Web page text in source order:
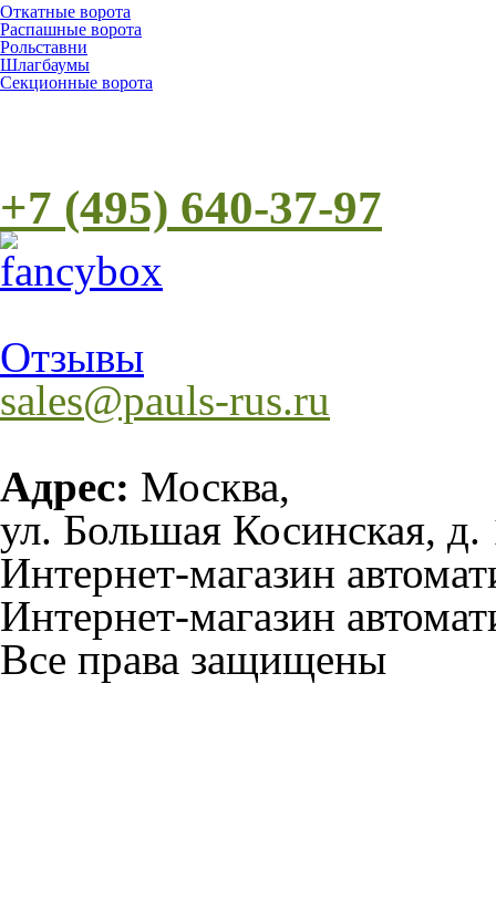
Откатные ворота
Распашные ворота
Рольставни
Шлагбаумы
Cекционные ворота
+7 (495) 640-37-97
Отзывы
sales@pauls-rus.ru
Адрес: Москва,
ул. Большая Косинская, д.
Интернет-магазин
Интернет-магазин
Все права защищены